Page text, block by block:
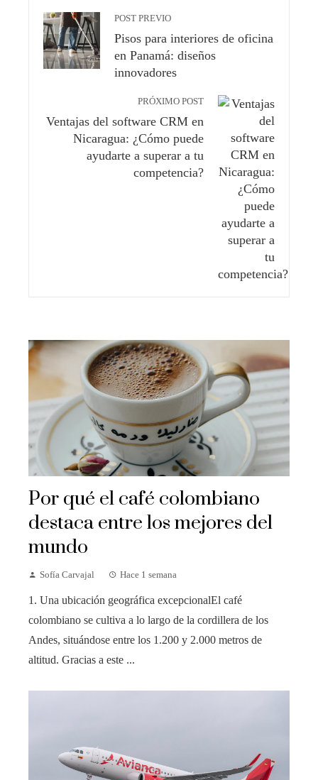
POST PREVIO
Pisos para interiores de oficina
en Panamá: diseños
innovadores
PRÓXIMO POST
Ventajas del software CRM en
Nicaragua: ¿Cómo puede
ayudarte a superar a tu
competencia?
Por qué el café colombiano
destaca entre los mejores del
mundo
Sofía Carvajal Hace 1 semana
1. Una ubicación geográfica excepcionalEl café
colombiano se cultiva a lo largo de la cordillera de los
Andes, situándose entre los 1.200 y 2.000 metros de
altitud. Gracias a este ...